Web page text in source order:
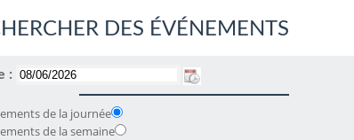
DES ÉVÉNEMENTS
:
de la journée
de la semaine